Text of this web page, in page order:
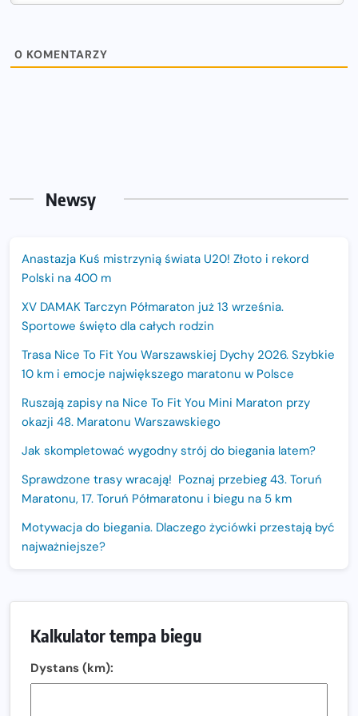
0 KOMENTARZY
Newsy
Anastazja Kuś mistrzynią świata U20! Złoto i rekord
Polski na 400 m
XV DAMAK Tarczyn Półmaraton już 13 września.
Sportowe święto dla całych rodzin
Trasa Nice To Fit You Warszawskiej Dychy 2026. Szybkie
10 km i emocje największego maratonu w Polsce
Ruszają zapisy na Nice To Fit You Mini Maraton przy
okazji 48. Maratonu Warszawskiego
Jak skompletować wygodny strój do biegania latem?
Sprawdzone trasy wracają! Poznaj przebieg 43. Toruń
Maratonu, 17. Toruń Półmaratonu i biegu na 5 km
Motywacja do biegania. Dlaczego życiówki przestają być
najważniejsze?
Sprawdzony przebieg i profil stworzony do szybkiego
biegania
Kalkulator tempa biegu
Dystans (km):